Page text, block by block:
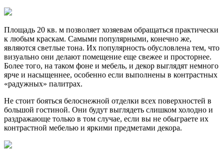
Площадь 20 кв. м позволяет хозяевам обращаться практически
к любым краскам. Самыми популярными, конечно же,
являются светлые тона. Их популярность обусловлена тем, что
визуально они делают помещение еще свежее и просторнее.
Более того, на таком фоне и мебель, и декор выглядят немного
ярче и насыщеннее, особенно если выполнены в контрастных
«радужных» палитрах.
Не стоит бояться белоснежной отделки всех поверхностей в
большой гостиной. Они будут выглядеть слишком холодно и
раздражающе только в том случае, если вы не обыграете их
контрастной мебелью и яркими предметами декора.